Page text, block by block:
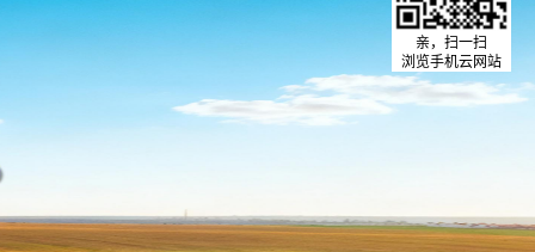
亲，扫一扫
浏览手机云网站